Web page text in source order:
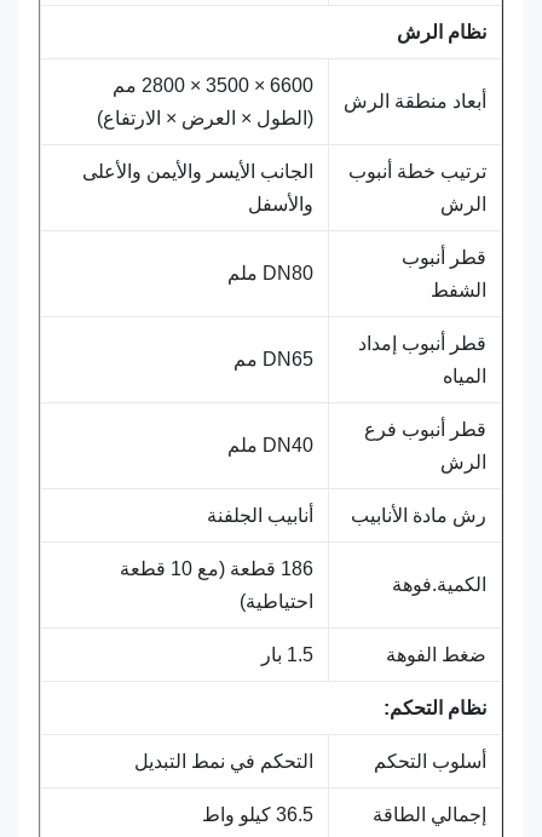
نظام الرش
أبعاد منطقة الرش
6600 × 3500 × 2800 مم
(الطول × العرض × الارتفاع)
ترتيب خطة أنبوب
الرش
الجانب الأيسر والأيمن والأعلى
والأسفل
قطر أنبوب
الشفط
DN80 ملم
قطر أنبوب إمداد
DN65 مم
قطر أنبوب فرع
الرش
DN40 ملم
رش مادة الأنابيب أنابيب الجلفنة
الكمية.فوهة
186 قطعة (مع 10 قطعة
احتياطية)
ضغط الفوهة
نظام التحكم:
أسلوب التحكم التحكم في نمط التبديل
إجمالي الطاقة